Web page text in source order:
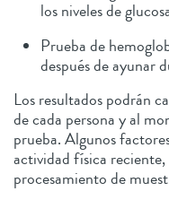
los niveles de
Prueba de
después de ayunar
Los resultados podrán
de cada persona y al
prueba. Algunos
actividad física
procesamiento de